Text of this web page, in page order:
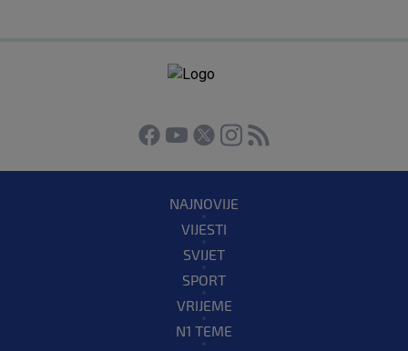
NAJNOVIJE
VIJESTI
SVIJET
SPORT
VRIJEME
N1 TEME